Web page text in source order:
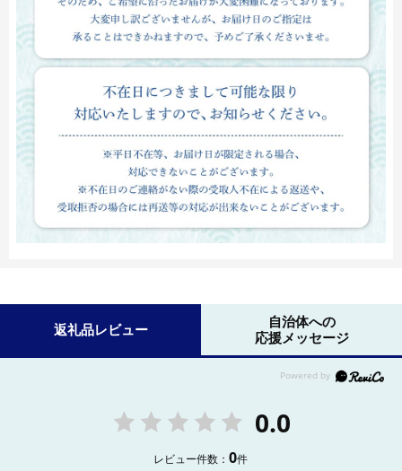
返礼品レビュー
自治体への
応援メッセージ
0.0
レビュー件数：0件